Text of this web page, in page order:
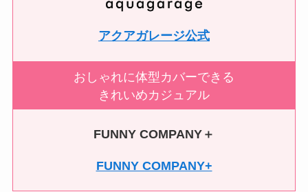
アクアガレージ公式
おしゃれに体型カバーできる
きれいめカジュアル
FUNNY COMPANY＋
FUNNY COMPANY+